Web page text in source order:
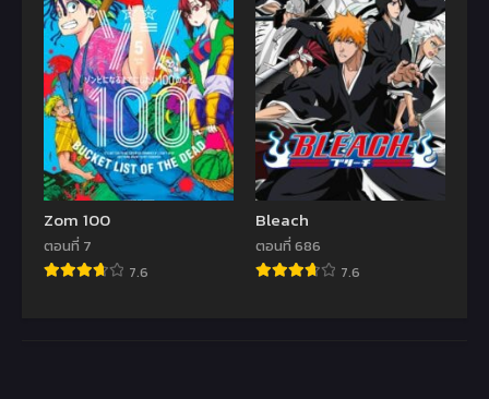
Zom 100
ตอนที่ 7
7.6
Bleach
ตอนที่ 686
7.6